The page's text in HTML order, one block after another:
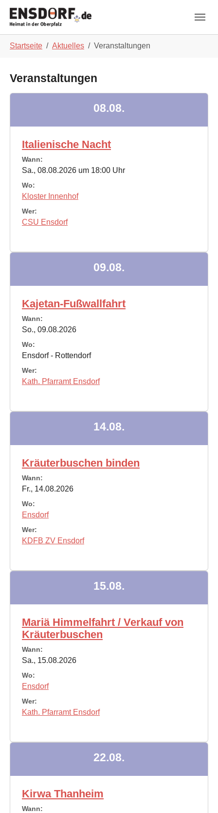
Startseite Aktuelles Veranstaltungen
Veranstaltungen
08.08.
Italienische Nacht
Wann:
Sa., 08.08.2026 um 18:00 Uhr
Wo:
Kloster Innenhof
Wer:
CSU Ensdorf
09.08.
Kajetan-Fußwallfahrt
Wann:
So., 09.08.2026
Wo:
Ensdorf - Rottendorf
Wer:
Kath. Pfarramt Ensdorf
14.08.
Kräuterbuschen binden
Wann:
Fr., 14.08.2026
Wo:
Ensdorf
Wer:
KDFB ZV Ensdorf
15.08.
Mariä Himmelfahrt / Verkauf von
Kräuterbuschen
Wann:
Sa., 15.08.2026
Wo:
Ensdorf
Wer:
Kath. Pfarramt Ensdorf
22.08.
Kirwa Thanheim
Wann: